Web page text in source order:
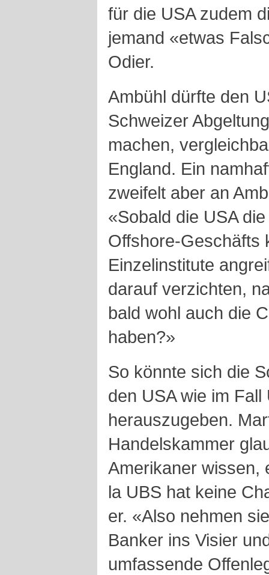
für die USA zudem
jemand «etwas
Odier.
Ambühl dürfte den
Schweizer
machen,
England. Ein
zweifelt aber an
«Sobald die USA
Offshore-Geschäfts
Einzelinstitute
darauf verzichten,
bald wohl auch die
haben?»
So könnte sich die
den USA wie im
herauszugeben.
Handelskammer
Amerikaner wissen,
la UBS hat keine
er. «Also nehmen
Banker ins Visier
umfassende